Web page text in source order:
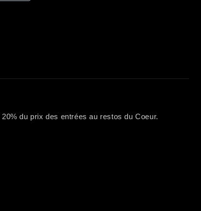
du prix des entrées au restos du Coeur.